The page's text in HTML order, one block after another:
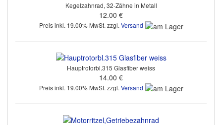
Kegelzahnrad, 32-Zähne in Metall
12.00 €
Preis inkl. 19.00% MwSt. zzgl. Versand
Hauptrotorbl.315 Glasfiber weiss
14.00 €
Preis inkl. 19.00% MwSt. zzgl. Versand